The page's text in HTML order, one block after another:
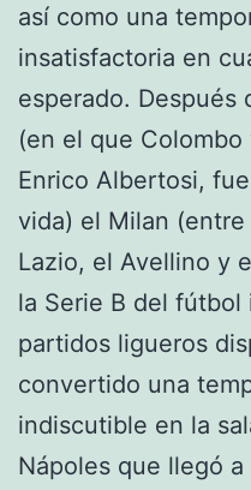
así como una
insatisfactoria en
esperado. Después
(en el que
Enrico Albertosi,
vida) el Milan
Lazio, el Avellino y
la Serie B del fútbol
partidos ligueros
convertido una
indiscutible en la
Nápoles que llegó